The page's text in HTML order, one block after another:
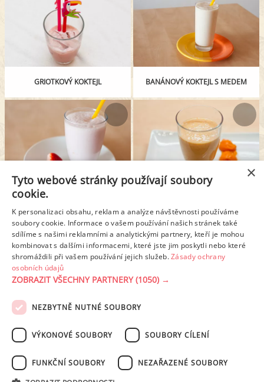
GRIOTKOVÝ KOKTEJL BANÁNOVÝ KOKTEJL S MEDEM
JAHODOVÝ KOKTEJL
1 2 Další stránka >
PODMÍNKY UŽITÍ ZÁSADY OCHRANY OSOBNÍCH ÚDAJŮ
NASTAVENÍ COOKIES
×
Tyto webové stránky používají soubory
cookie.
K personalizaci obsahu, reklam a analýze návštěvnosti používáme
soubory cookie. Informace o vašem používání našich stránek také
sdílíme s našimi reklamními a analytickými partnery, kteří je mohou
kombinovat s dalšími informacemi, které jste jim poskytli nebo které
shromáždili při vašem používání jejich služeb.Zásady ochrany
osobních údajů
ZOBRAZIT VŠECHNY PARTNERY(1050) →
NEZBYTNĚ NUTNÉ SOUBORY
VÝKONOVÉ SOUBORY SOUBORY CÍLENÍ
FUNKČNÍ SOUBORY NEZAŘAZENÉ SOUBORY